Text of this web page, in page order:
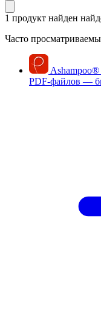
1 продукт найден
Часто
Ashampoo®
PDF-файлов —